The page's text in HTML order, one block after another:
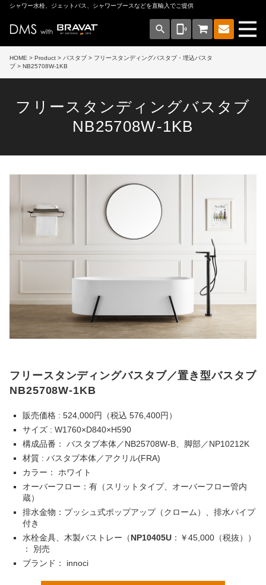
シャワー水栓、ジェットバス、シャワーブースなどを直輸入でご提供
search phonelink_ring
HOME > Product > バスタブ > フリースタンディングバスタブ・埋込バスタ
ブ > NB25708W-1KB
フリースタンディングバスタブ
NB25708W-1KB
フリースタンディングバスタブ／置き型バスタブ
NB25708W-1KB
販売価格 : 524,000円（税込 576,400円）
サイズ : W1760×D840×H590
構成品番： バスタブ本体／NB25708W-B、脚部／NP10212K
材質 : バスタブ本体／アクリル(FRA)
カラー： ホワイト
オーバーフロー：有（スリットタイプ、オーバーフロー管内
蔵）
排水金物：プッシュ式ポップアップ（クローム）、排水パイプ
付き
水栓金具、木製バストレー（NP10405U ：￥45,000（税抜））
： 別売
ブランド： innoci